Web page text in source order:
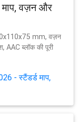
माप, वज़न और
mm, वज़न
ब्लॉक की पूरी
- स्टैंडर्ड माप,